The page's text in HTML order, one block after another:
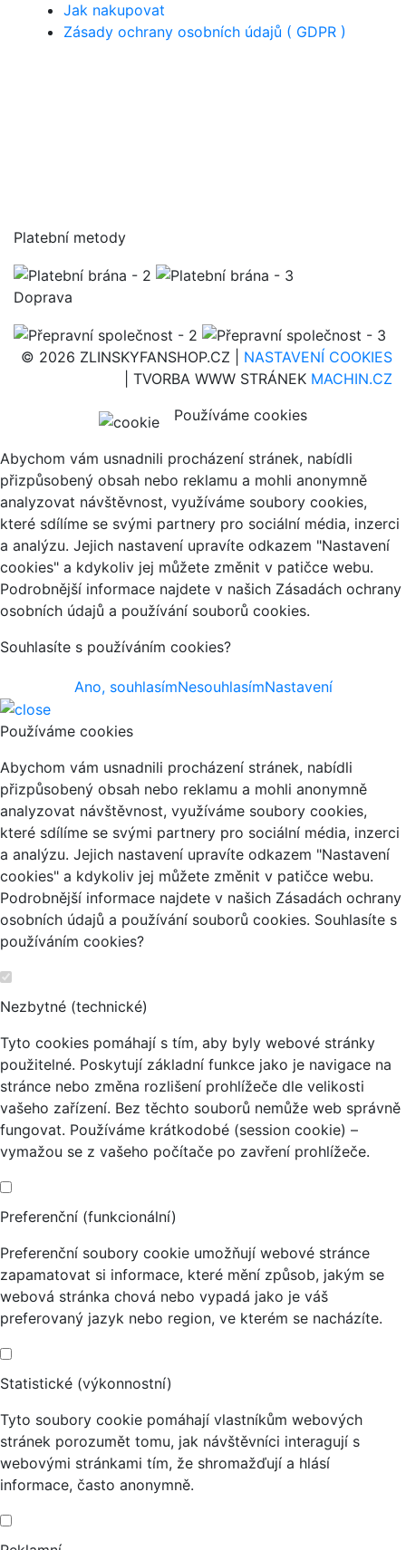
Jak nakupovat
Zásady ochrany osobních údajů ( GDPR )
Platební metody
Doprava
© 2026 ZLINSKYFANSHOP.CZ | NASTAVENÍ COOKIES
| TVORBA WWW STRÁNEK MACHIN.CZ
Používáme cookies
Abychom vám usnadnili procházení stránek, nabídli
přizpůsobený obsah nebo reklamu a mohli anonymně
analyzovat návštěvnost, využíváme soubory cookies,
které sdílíme se svými partnery pro sociální média, inzerci
a analýzu. Jejich nastavení upravíte odkazem "Nastavení
cookies" a kdykoliv jej můžete změnit v patičce webu.
Podrobnější informace najdete v našich Zásadách ochrany
osobních údajů a používání souborů cookies.
Souhlasíte s používáním cookies?
Ano, souhlasímNesouhlasímNastavení
Používáme cookies
Abychom vám usnadnili procházení stránek, nabídli
přizpůsobený obsah nebo reklamu a mohli anonymně
analyzovat návštěvnost, využíváme soubory cookies,
které sdílíme se svými partnery pro sociální média, inzerci
a analýzu. Jejich nastavení upravíte odkazem "Nastavení
cookies" a kdykoliv jej můžete změnit v patičce webu.
Podrobnější informace najdete v našich Zásadách ochrany
osobních údajů a používání souborů cookies. Souhlasíte s
používáním cookies?
Nezbytné (technické)
Tyto cookies pomáhají s tím, aby byly webové stránky
použitelné. Poskytují základní funkce jako je navigace na
stránce nebo změna rozlišení prohlížeče dle velikosti
vašeho zařízení. Bez těchto souborů nemůže web správně
fungovat. Používáme krátkodobé (session cookie) –
vymažou se z vašeho počítače po zavření prohlížeče.
Preferenční (funkcionální)
Preferenční soubory cookie umožňují webové stránce
zapamatovat si informace, které mění způsob, jakým se
webová stránka chová nebo vypadá jako je váš
preferovaný jazyk nebo region, ve kterém se nacházíte.
Statistické (výkonnostní)
Tyto soubory cookie pomáhají vlastníkům webových
stránek porozumět tomu, jak návštěvníci interagují s
webovými stránkami tím, že shromažďují a hlásí
informace, často anonymně.